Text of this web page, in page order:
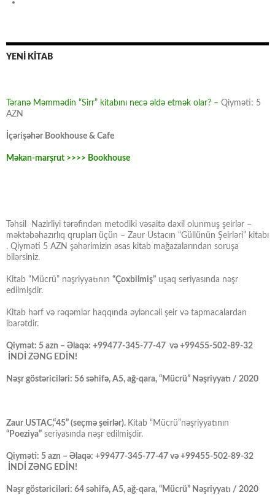
YENİ KİTAB
Təranə Məmmədin “Sirr” kitabını necə əldə etmək olar? – Qiyməti: 5
AZN
İçərişəhər Bookhouse & Cafe
Məkan-marşrut >>>> Bookhouse
Təhsil Nazirliyi tərəfindən metodiki vəsaitə daxil olunmuş şeirlər –
məktəbəhazırlıq qrupları üçün – Zaur Ustacın “Güllünün Şeirləri” kitabı
. Qiyməti 5 AZN şəhərimizin əsas kitab mağazalarından soruşa
bilərsiniz.
Kitab “Mücrü” nəşriyyatının “Çoxbilmiş” uşaq seriyasında nəşr
edilmişdir.
Kitab hərf və rəqəmlər haqqında əyləncəli şeir və tapmacalardan
ibarətdir.
Qiymət: 5 azn – Əlaqə: +99477-345-77-47 və +99455-502-89-32
İNDİ ZƏNG EDİN!
Nəşr göstəriciləri: 56 səhifə, A5, ağ-qara, “Mücrü” Nəşriyyatı / 2020
Zaur USTAC,“45” (seçmə şeirlər). Kitab “Mücrü”nəşriyyatının
“Poeziya” seriyasında nəşr edilmişdir.
Qiyməti: 5 azn – Əlaqə: +99477-345-77-47 və +99455-502-89-32
İNDİ ZƏNG EDİN!
Nəşr göstəriciləri: 64 səhifə, A5, ağ-qara, “Mücrü” Nəşriyyatı / 2020